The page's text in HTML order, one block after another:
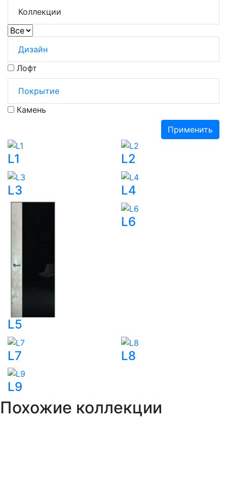
Коллекции
Дизайн
Лофт
Покрытие
Камень
Применить
L1 L2
L3 L4
L5
L6
L7 L8
L9
Похожие коллекции